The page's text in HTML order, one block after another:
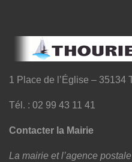
1 Place de l’Église – 35134
Tél. : 02 99 43 11 41
Contacter la Mairie
La mairie et l’agence postale